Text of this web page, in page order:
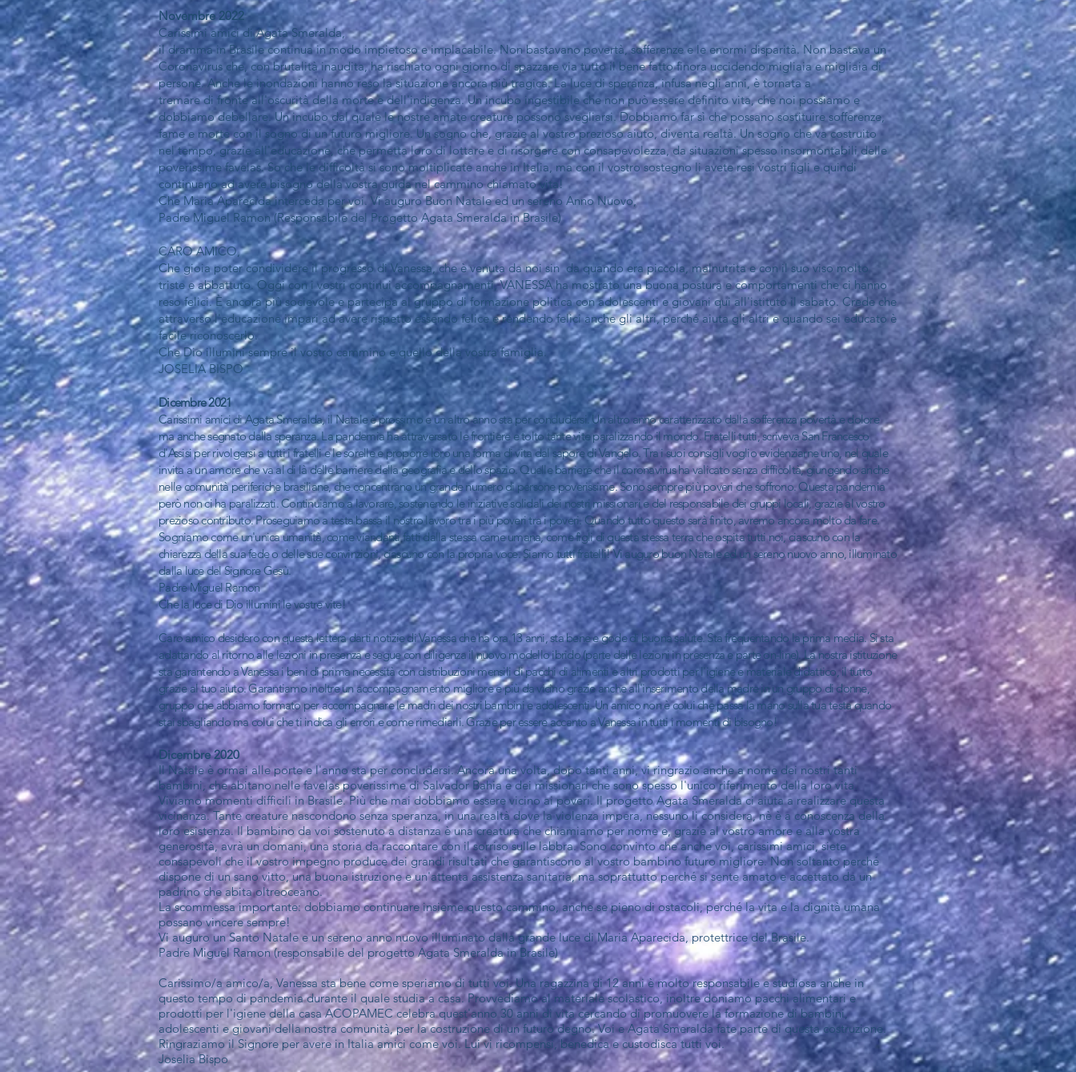
Novembre 2022
Carissimi amici di Agata Smeralda,
il dramma in Brasile continua in modo impietoso e implacabile. Non bastavano povertà, sofferenze e le enormi disparità. Non bastava un
Coronavirus che, con brutalità inaudita, ha rischiato ogni giorno di spazzare via tutto il bene fatto finora uccidendo migliaia e migliaia di
persone. Anche le inondazioni hanno reso la situazione ancora più tragica. La luce di speranza, infusa negli anni, è tornata a
tremare di fronte all'oscurità della morte e dell'indigenza. Un incubo ingestibile che non può essere definito vita, che noi possiamo e
dobbiamo debellare. Un incubo dal quale le nostre amate creature possono svegliarsi. Dobbiamo far sì che possano sostituire sofferenze,
fame e morte con il sogno di un futuro migliore. Un sogno che, grazie al vostro prezioso aiuto, diventa realtà. Un sogno che va costruito
nel tempo, grazie all'educazione, che permetta loro di lottare e di risorgere con consapevolezza, da situazioni spesso insormontabili delle
poverissime favelas. So che le difficoltà si sono moltiplicate anche in Italia, ma con il vostro sostegno li avete resi vostri figli e quindi
continuano ad avere bisogno della vostra guida nel cammino chiamato vita!
Che Maria Aparecida interceda per voi. Vi auguro Buon Natale ed un sereno Anno Nuovo,
Padre Miguel Ramon (Responsabile del Progetto Agata Smeralda in Brasile)
CARO AMICO,
Che gioia poter condividere il progresso di Vanessa, che è venuta da noi sin da quando era piccola, malnutrita e con il suo viso molto
triste e abbattuto. Oggi con i vostri continui accompagnamenti, VANESSA ha mostrato una buona postura e comportamenti che ci hanno
reso felici. È ancora più socievole e partecipa al gruppo di formazione politica con adolescenti e giovani qui all'istituto il sabato. Crede che
attraverso l'educazione impari ad avere rispetto essendo felice e rendendo felici anche gli altri, perché aiuta gli altri e quando sei educato è
facile riconoscerlo.
Che Dio illumini sempre il vostro cammino e quello della vostra famiglia.
JOSELIA BISPO
Dicembre 2021
Carissimi amici di Agata Smeralda, il Natale è prossimo e un altro anno sta per concludersi. Un altro anno caratterizzato dalla sofferenza povertà e dolore
ma anche segnato dalla speranza. La pandemia ha attraversato le frontiere e tolto tante vite paralizzando il mondo. Fratelli tutti, scriveva San Francesco
d'Assisi per rivolgersi a tutti i fratelli e le sorelle e proporre loro una forma di vita dal sapore di Vangelo. Tra i suoi consigli voglio evidenziarne uno, nel quale
invita a un amore che va al di là delle barriere della geografia e dello spazio. Quelle barriere che il coronavirus ha valicato senza difficoltà, giungendo anche
nelle comunità periferiche brasiliane, che concentrano un grande numero di persone poverissime. Sono sempre più poveri che soffrono. Questa pandemia
però non ci ha paralizzati. Continuiamo a lavorare, sostenendo le iniziative solidali dei nostri missionari e del responsabile dei gruppi locali, grazie al vostro
prezioso contributo. Proseguiamo a testa bassa il nostro lavoro tra i più poveri tra i poveri. Quando tutto questo sarà finito, avremo ancora molto da fare.
Sogniamo come un'unica umanità, come viandanti fatti dalla stessa carne umana, come figli di questa stessa terra che ospita tutti noi, ciascuno con la
chiarezza della sua fede o delle sue convinzioni, ciascuno con la propria voce. Siamo tutti fratelli! Vi auguro buon Natale ed un sereno nuovo anno, illuminato
dalla luce del Signore Gesù.
Padre Miguel Ramon
Che la luce di Dio illumini le vostre vite!
Caro amico desidero con questa lettera darti notizie di Vanessa che ha ora 13 anni, sta bene e gode di buona salute. Sta frequentando la prima media. Si sta
adattando al ritorno alle lezioni in presenza e segue con diligenza il nuovo modello ibrido (parte delle lezioni in presenza e parte on-line). La nostra istituzione
sta garantendo a Vanessa i beni di prima necessità con distribuzioni mensili di pacchi di alimenti e altri prodotti per l'igiene e materiale didattico, il tutto
grazie al tuo aiuto. Garantiamo inoltre un accompagnamento migliore e più da vicino grazie anche all'inserimento della madre in un gruppo di donne,
gruppo che abbiamo formato per accompagnare le madri dei nostri bambini e adolescenti. Un amico non è colui che passa la mano sulla tua testa quando
stai sbagliando ma colui che ti indica gli errori e come rimediarli. Grazie per essere accanto a Vanessa in tutti i momenti di bisogno!
Dicembre 2020
Il Natale è ormai alle porte e l'anno sta per concludersi. Ancora una volta, dopo tanti anni, vi ringrazio anche a nome dei nostri tanti
bambini, che abitano nelle favelas poverissime di Salvador Bahia e dei missionari che sono spesso l'unico riferimento della loro vita.
Viviamo momenti difficili in Brasile. Più che mai dobbiamo essere vicino ai poveri. Il progetto Agata Smeralda ci aiuta a realizzare questa
vicinanza. Tante creature nascondono senza speranza, in una realtà dove la violenza impera, nessuno li considera, nè è a conoscenza della
loro esistenza. Il bambino da voi sostenuto a distanza è una creatura che chiamiamo per nome e, grazie al vostro amore e alla vostra
generosità, avrà un domani, una storia da raccontare con il sorriso sulle labbra. Sono convinto che anche voi, carissimi amici, siete
consapevoli che il vostro impegno produce dei grandi risultati che garantiscono al vostro bambino futuro migliore. Non soltanto perché
dispone di un sano vitto, una buona istruzione e un'attenta assistenza sanitaria, ma soprattutto perché si sente amato e accettato da un
padrino che abita oltreoceano.
La scommessa importante: dobbiamo continuare insieme questo cammino, anche se pieno di ostacoli, perché la vita e la dignità umana
possano vincere sempre!
Vi auguro un Santo Natale e un sereno anno nuovo illuminato dalla grande luce di Maria Aparecida, protettrice del Brasile.
Padre Miguel Ramon (responsabile del progetto Agata Smeralda in Brasile)
Carissimo/a amico/a, Vanessa sta bene come speriamo di tutti voi. Una ragazzina di 12 anni è molto responsabile e studiosa anche in
questo tempo di pandemia durante il quale studia a casa. Provvediamo al materiale scolastico, inoltre doniamo pacchi alimentari e
prodotti per l'igiene della casa ACOPAMEC celebra quest'anno 30 anni di vita cercando di promuovere la formazione di bambini,
adolescenti e giovani della nostra comunità, per la costruzione di un futuro degno. Voi e Agata Smeralda fate parte di questa costruzione.
Ringraziamo il Signore per avere in Italia amici come voi. Lui vi ricompensi, benedica e custodisca tutti voi.
Joselia Bispo